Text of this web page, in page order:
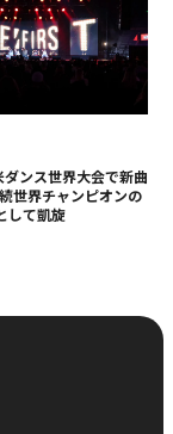
ンス世界大会で新曲
世界チャンピオンの
して凱旋